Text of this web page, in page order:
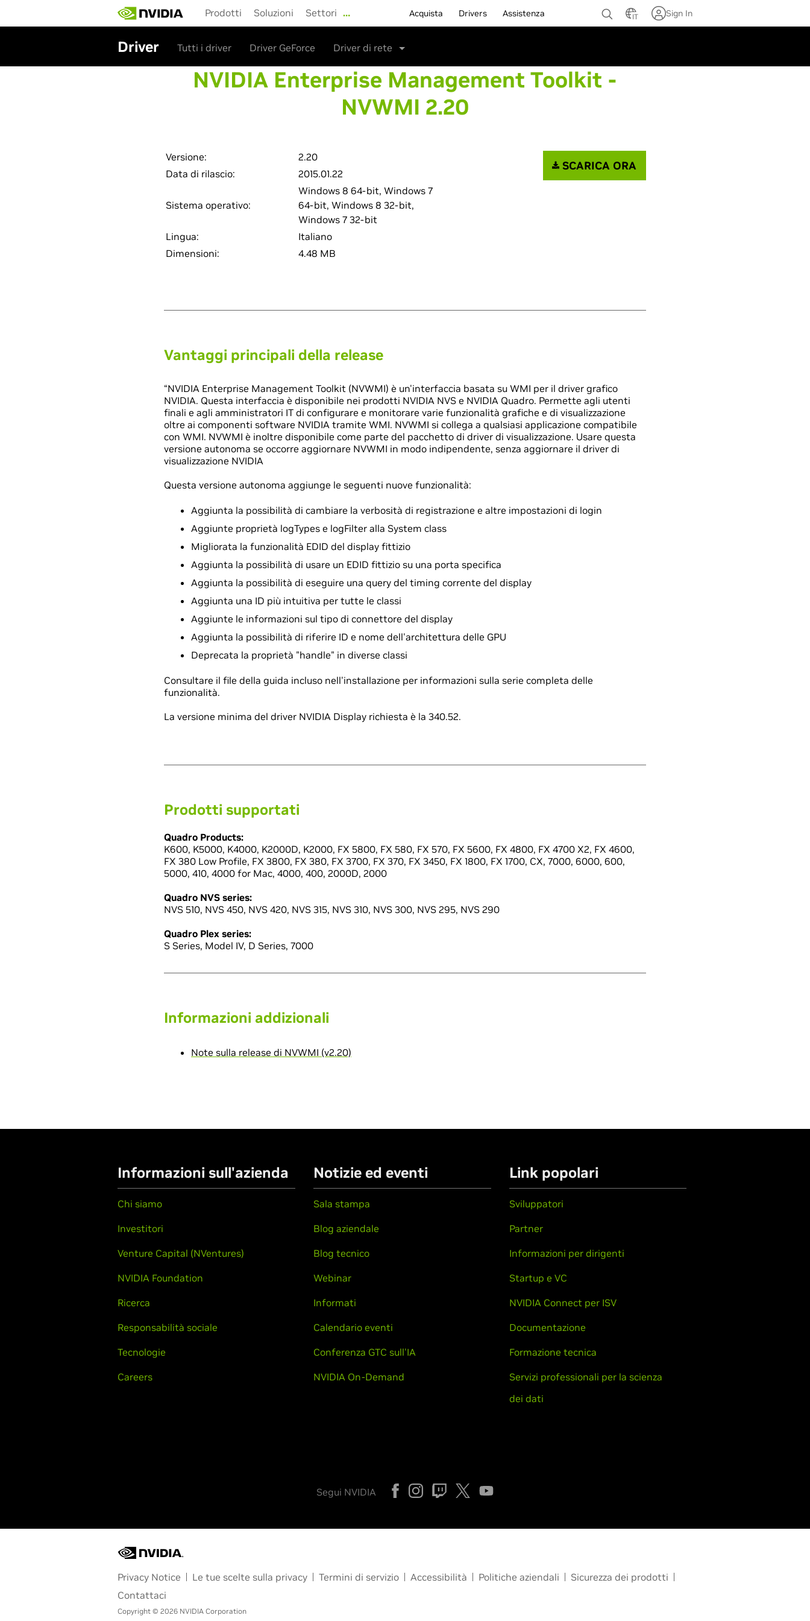
main
Prodotti Soluzioni Settori … Acquista Drivers Assistenza IT Sign In
Driver Tutti i driver Driver GeForce Driver di rete
NVIDIA Enterprise Management Toolkit -
NVWMI 2.20
Versione:
2.20
Data di rilascio:
2015.01.22
Sistema operativo:
Windows 8 64-bit, Windows 7
64-bit, Windows 8 32-bit,
Windows 7 32-bit
Lingua:
Italiano
Dimensioni:
4.48 MB
SCARICA ORA
Vantaggi principali della release
“NVIDIA Enterprise Management Toolkit (NVWMI) è un'interfaccia basata su WMI per il driver grafico
NVIDIA. Questa interfaccia è disponibile nei prodotti NVIDIA NVS e NVIDIA Quadro. Permette agli utenti
finali e agli amministratori IT di configurare e monitorare varie funzionalità grafiche e di visualizzazione
oltre ai componenti software NVIDIA tramite WMI. NVWMI si collega a qualsiasi applicazione compatibile
con WMI. NVWMI è inoltre disponibile come parte del pacchetto di driver di visualizzazione. Usare questa
versione autonoma se occorre aggiornare NVWMI in modo indipendente, senza aggiornare il driver di
visualizzazione NVIDIA
Questa versione autonoma aggiunge le seguenti nuove funzionalità:
Aggiunta la possibilità di cambiare la verbosità di registrazione e altre impostazioni di login
Aggiunte proprietà logTypes e logFilter alla System class
Migliorata la funzionalità EDID del display fittizio
Aggiunta la possibilità di usare un EDID fittizio su una porta specifica
Aggiunta la possibilità di eseguire una query del timing corrente del display
Aggiunta una ID più intuitiva per tutte le classi
Aggiunte le informazioni sul tipo di connettore del display
Aggiunta la possibilità di riferire ID e nome dell'architettura delle GPU
Deprecata la proprietà "handle" in diverse classi
Consultare il file della guida incluso nell'installazione per informazioni sulla serie completa delle
funzionalità.
La versione minima del driver NVIDIA Display richiesta è la 340.52.
Prodotti supportati
Quadro Products:
K600, K5000, K4000, K2000D, K2000, FX 5800, FX 580, FX 570, FX 5600, FX 4800, FX 4700 X2, FX 4600,
FX 380 Low Profile, FX 3800, FX 380, FX 3700, FX 370, FX 3450, FX 1800, FX 1700, CX, 7000, 6000, 600,
5000, 410, 4000 for Mac, 4000, 400, 2000D, 2000
Quadro NVS series:
NVS 510, NVS 450, NVS 420, NVS 315, NVS 310, NVS 300, NVS 295, NVS 290
Quadro Plex series:
S Series, Model IV, D Series, 7000
Informazioni addizionali
Note sulla release di NVWMI (v2.20)
Informazioni sull'azienda
Chi siamo
Investitori
Venture Capital (NVentures)
NVIDIA Foundation
Ricerca
Responsabilità sociale
Tecnologie
Careers
Notizie ed eventi
Sala stampa
Blog aziendale
Blog tecnico
Webinar
Informati
Calendario eventi
Conferenza GTC sull'IA
NVIDIA On-Demand
Link popolari
Sviluppatori
Partner
Informazioni per dirigenti
Startup e VC
NVIDIA Connect per ISV
Documentazione
Formazione tecnica
Servizi professionali per la scienza
dei dati
Segui NVIDIA
Privacy Notice Le tue scelte sulla privacy Termini di servizio Accessibilità Politiche aziendali
Sicurezza dei prodotti
Contattaci
Copyright © 2026 NVIDIA Corporation